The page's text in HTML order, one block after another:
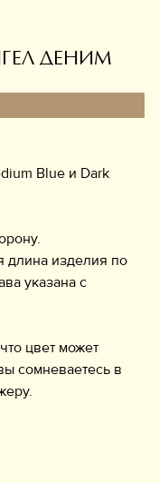
ДЕНИМ
Blue и Dark
длина изделия по
указана с
цвет может
сомневаетесь в